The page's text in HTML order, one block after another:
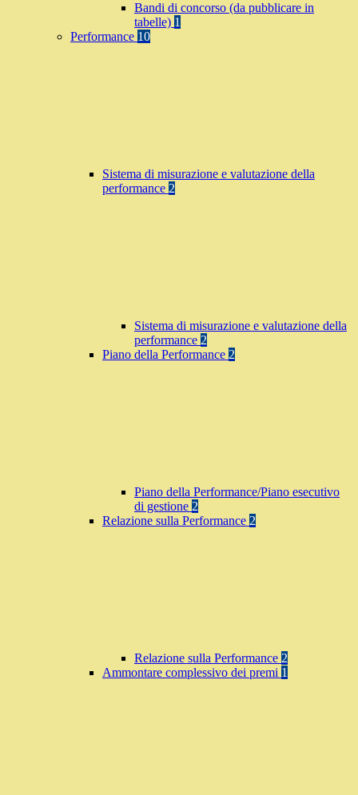
Bandi di concorso (da pubblicare in
tabelle) 1
Performance 10
Sistema di misurazione e valutazione della
performance 2
Sistema di misurazione e valutazione della
performance 2
Piano della Performance 2
Piano della Performance/Piano esecutivo
di gestione 2
Relazione sulla Performance 2
Relazione sulla Performance 2
Ammontare complessivo dei premi 1